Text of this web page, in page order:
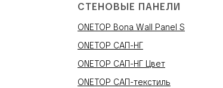
СТЕНОВЫЕ ПАНЕЛИ
ONETOP Bona Wall Panel S
ONETOP САП-НГ
ONETOP САП-НГ Цвет
ONETOP САП-текстиль